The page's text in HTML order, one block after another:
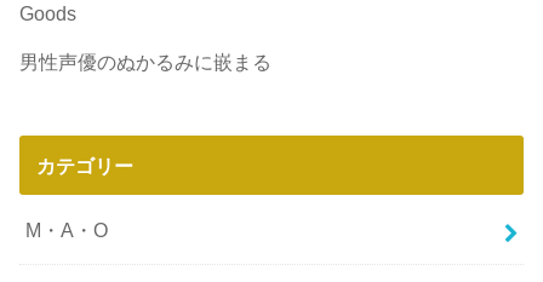
Goods
男性声優のぬかるみに嵌まる
カテゴリー
M・A・O